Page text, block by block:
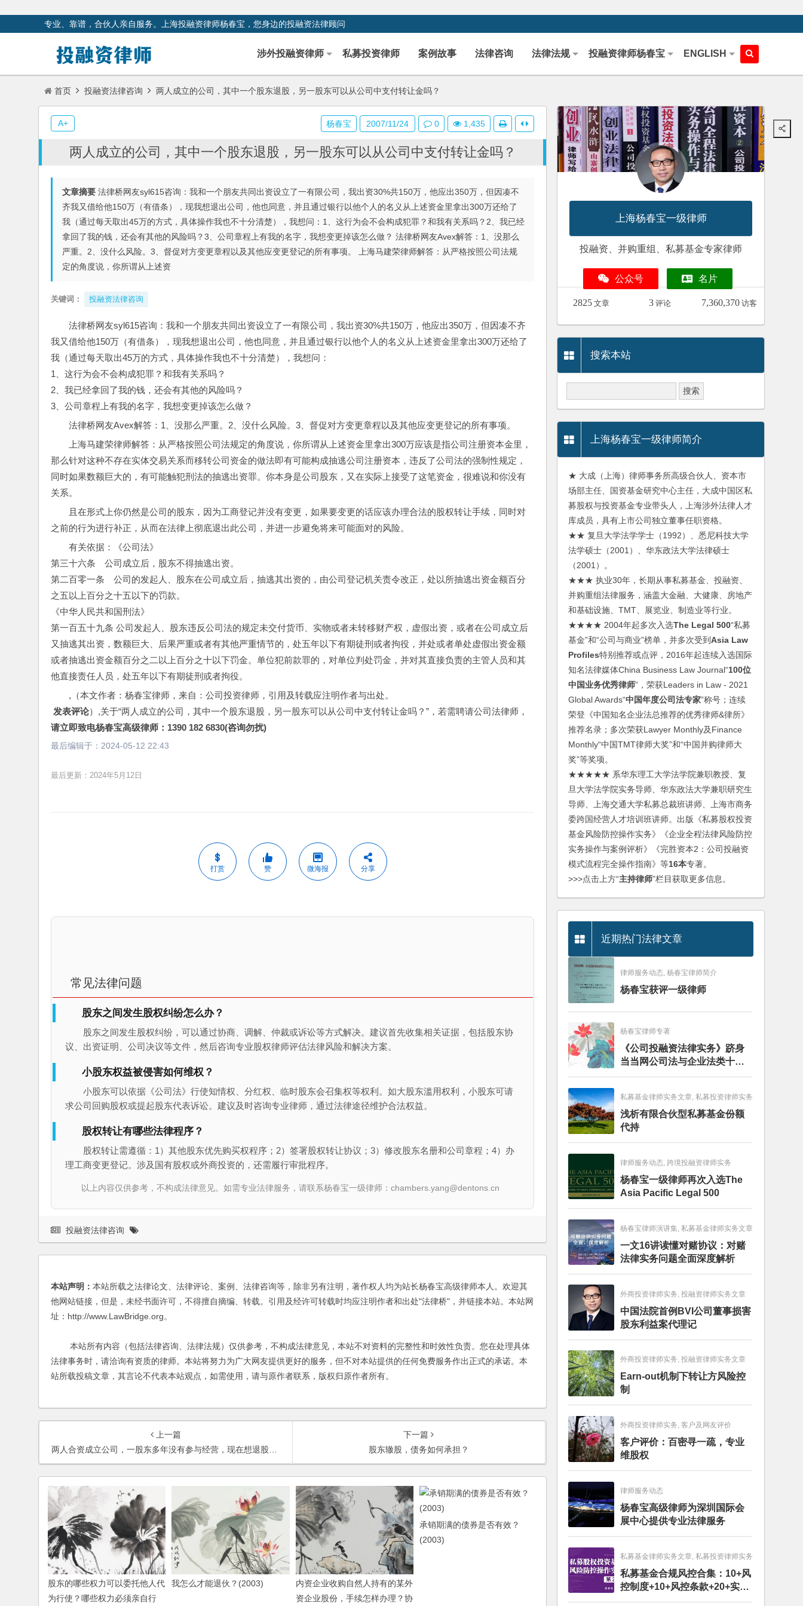
专业、靠谱，合伙人亲自服务。上海投融资律师杨春宝，您身边的投融资法律顾问
涉外投融资律师 私募投资律师 案例故事 法律咨询 法律法规 投融资律师杨春宝 ENGLISH
首页 投融资法律咨询 两人成立的公司，其中一个股东退股，另一股东可以从公司中支付转让金吗？
两人成立的公司，其中一个股东退股，另一股东可以从公司中支付转让金吗？
文章摘要 法律桥网友syl615咨询：我和一个朋友共同出资设立了一有限公司，我出资30%共150万，他应出350万，但因凑不
齐我又借给他150万（有借条），现我想退出公司，他也同意，并且通过银行以他个人的名义从上述资金里拿出300万还给了
我（通过每天取出45万的方式，具体操作我也不十分清楚），我想问：1、这行为会不会构成犯罪？和我有关系吗？2、我已经
拿回了我的钱，还会有其他的风险吗？3、公司章程上有我的名字，我想变更掉该怎么做？ 法律桥网友Avex解答：1、没那么
严重。2、没什么风险。3、督促对方变更章程以及其他应变更登记的所有事项。 上海马建荣律师解答：从严格按照公司法规
定的角度说，你所谓从上述资
关键词： 投融资法律咨询
法律桥网友syl615咨询：我和一个朋友共同出资设立了一有限公司，我出资30%共150万，他应出350万，但因凑不齐
我又借给他150万（有借条），现我想退出公司，他也同意，并且通过银行以他个人的名义从上述资金里拿出300万还给了
我（通过每天取出45万的方式，具体操作我也不十分清楚），我想问：
1、这行为会不会构成犯罪？和我有关系吗？
2、我已经拿回了我的钱，还会有其他的风险吗？
3、公司章程上有我的名字，我想变更掉该怎么做？
法律桥网友Avex解答：1、没那么严重。2、没什么风险。3、督促对方变更章程以及其他应变更登记的所有事项。
上海马建荣律师解答：从严格按照公司法规定的角度说，你所谓从上述资金里拿出300万应该是指公司注册资本金里，
那么针对这种不存在实体交易关系而移转公司资金的做法即有可能构成抽逃公司注册资本，违反了公司法的强制性规定，
同时如果数额巨大的，有可能触犯刑法的抽逃出资罪。你本身是公司股东，又在实际上接受了这笔资金，很难说和你没有
关系。
且在形式上你仍然是公司的股东，因为工商登记并没有变更，如果要变更的话应该办理合法的股权转让手续，同时对
之前的行为进行补正，从而在法律上彻底退出此公司，并进一步避免将来可能面对的风险。
有关依据：《公司法》
第三十六条　公司成立后，股东不得抽逃出资。
第二百零一条　公司的发起人、股东在公司成立后，抽逃其出资的，由公司登记机关责令改正，处以所抽逃出资金额百分
之五以上百分之十五以下的罚款。
《中华人民共和国刑法》
第一百五十九条 公司发起人、股东违反公司法的规定未交付货币、实物或者未转移财产权，虚假出资，或者在公司成立后
又抽逃其出资，数额巨大、后果严重或者有其他严重情节的，处五年以下有期徒刑或者拘役，并处或者单处虚假出资金额
或者抽逃出资金额百分之二以上百分之十以下罚金。单位犯前款罪的，对单位判处罚金，并对其直接负责的主管人员和其
他直接责任人员，处五年以下有期徒刑或者拘役。
,（本文作者：杨春宝律师，来自：公司投资律师，引用及转载应注明作者与出处。
发表评论）,关于“两人成立的公司，其中一个股东退股，另一股东可以从公司中支付转让金吗？”，若需聘请公司法律师，
请立即致电杨春宝高级律师：1390 182 6830(咨询勿扰)
最后编辑于： 2024-05-12 22:43
最后更新：2024年5月12日
打赏 赞 微海报 分享
常见法律问题
股东之间发生股权纠纷怎么办？
股东之间发生股权纠纷，可以通过协商、调解、仲裁或诉讼等方式解决。建议首先收集相关证据，包括股东协
议、出资证明、公司决议等文件，然后咨询专业股权律师评估法律风险和解决方案。
小股东权益被侵害如何维权？
小股东可以依据《公司法》行使知情权、分红权、临时股东会召集权等权利。如大股东滥用权利，小股东可请
求公司回购股权或提起股东代表诉讼。建议及时咨询专业律师，通过法律途径维护合法权益。
股权转让有哪些法律程序？
股权转让需遵循：1）其他股东优先购买权程序；2）签署股权转让协议；3）修改股东名册和公司章程；4）办
理工商变更登记。涉及国有股权或外商投资的，还需履行审批程序。
以上内容仅供参考，不构成法律意见。如需专业法律服务，请联系杨春宝一级律师：chambers.yang@dentons.cn
杨春宝 2007/11/24 0 1,435
A+
投融资法律咨询
本站声明： 本站所载之法律论文、法律评论、案例、法律咨询等，除非另有注明，著作权人均为站长杨春宝高级律师本人。欢迎其
他网站链接，但是，未经书面许可，不得擅自摘编、转载。引用及经许可转载时均应注明作者和出处"法律桥"，并链接本站。本站网
址：http://www.LawBridge.org。
本站所有内容（包括法律咨询、法律法规）仅供参考，不构成法律意见，本站不对资料的完整性和时效性负责。您在处理具体
法律事务时，请洽询有资质的律师。本站将努力为广大网友提供更好的服务，但不对本站提供的任何免费服务作出正式的承诺。本
站所载投稿文章，其言论不代表本站观点，如需使用，请与原作者联系，版权归原作者所有。
上一篇
两人合资成立公司，一股东多年没有参与经营，现在想退股，该怎么办？
下一篇
股东辙股，债务如何承担？
股东的哪些权力可以委托他人代
为行使？哪些权力必须亲自行
我怎么才能退伙？(2003)
内资企业收购自然人持有的某外
资企业股份，手续怎样办理？协
承销期满的债券是否有效？
(2003)
上海杨春宝一级律师
投融资、并购重组、私募基金专家律师
公众号 名片
2825 文章 3 评论 7,360,370 访客
搜索本站
上海杨春宝一级律师简介
★ 大成（上海）律师事务所高级合伙人、资本市
场部主任、国资基金研究中心主任，大成中国区私
募股权与投资基金专业带头人，上海涉外法律人才
库成员，具有上市公司独立董事任职资格。
★★ 复旦大学法学学士（1992）、悉尼科技大学
法学硕士（2001）、华东政法大学法律硕士
（2001）。
★★★ 执业30年，长期从事私募基金、投融资、
并购重组法律服务，涵盖大金融、大健康、房地产
和基础设施、TMT、展览业、制造业等行业。
★★★★ 2004年起多次入选The Legal 500“私募
基金”和“公司与商业”榜单，并多次受到Asia Law
Profiles特别推荐或点评，2016年起连续入选国际
知名法律媒体China Business Law Journal“100位
中国业务优秀律师”，荣获Leaders in Law - 2021
Global Awards“中国年度公司法专家”称号；连续
荣登《中国知名企业法总推荐的优秀律师&律所》
推荐名录；多次荣获Lawyer Monthly及Finance
Monthly“中国TMT律师大奖”和“中国并购律师大
奖”等奖项。
★★★★★ 系华东理工大学法学院兼职教授、复
旦大学法学院实务导师、华东政法大学兼职研究生
导师、上海交通大学私募总裁班讲师、上海市商务
委跨国经营人才培训班讲师。出版《私募股权投资
基金风险防控操作实务》《企业全程法律风险防控
实务操作与案例评析》《完胜资本2：公司投融资
模式流程完全操作指南》等16本专著。
>>>点击上方“主持律师”栏目获取更多信息。
近期热门法律文章
律师服务动态, 杨春宝律师简介
杨春宝获评一级律师
杨春宝律师专著
《公司投融资法律实务》跻身
当当网公司法与企业法类十大
畅销图书榜
私募基金律师实务文章, 私募投资律师实务
浅析有限合伙型私募基金份额
代持
律师服务动态, 跨境投融资律师实务
杨春宝一级律师再次入选The
Asia Pacific Legal 500
杨春宝律师演讲集, 私募基金律师实务文章
一文16讲读懂对赌协议：对赌
法律实务问题全面深度解析
外商投资律师实务, 投融资律师实务文章
中国法院首例BVI公司董事损害
股东利益案代理记
外商投资律师实务, 投融资律师实务文章
Earn-out机制下转让方风险控
制
外商投资律师实务, 客户及网友评价
客户评价：百密寻一疏，专业
维股权
律师服务动态
杨春宝高级律师为深圳国际会
展中心提供专业法律服务
私募基金律师实务文章, 私募投资律师实务
私募基金合规风控合集：10+风
控制度+10+风控条款+20+实务
文章+每月动态